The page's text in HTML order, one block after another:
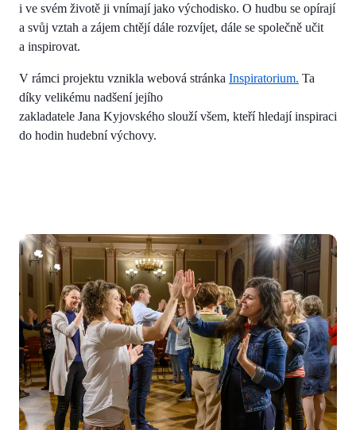
i ve svém životě ji vnímají jako východisko. O hudbu se opírají
a svůj vztah a zájem chtějí dále rozvíjet, dále se společně učit
a inspirovat.
V rámci projektu vznikla webová stránka Inspiratorium. Ta
díky velikému nadšení jejího
zakladatele Jana Kyjovského slouží všem, kteří hledají inspiraci
do hodin hudební výchovy.